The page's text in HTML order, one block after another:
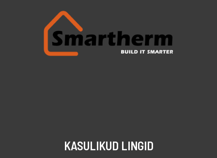
KASULIKUD LINGID